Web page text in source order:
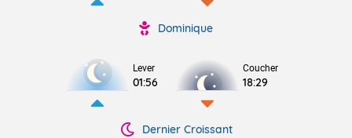
Dominique
Lever
01:56
Coucher
18:29
Dernier Croissant